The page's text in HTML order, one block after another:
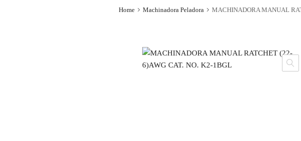
Home Machinadora Peladora MACHINADORA MANUAL